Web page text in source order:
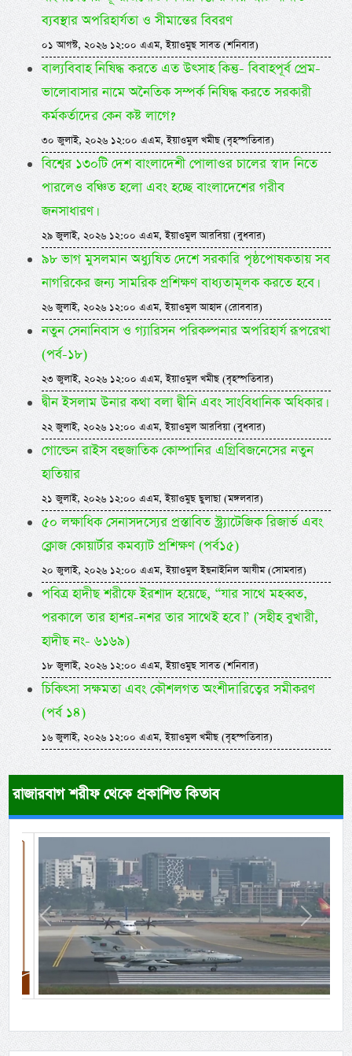
ব্যবস্থার অপরিহার্যতা ও সীমান্তের বিবরণ
০১ আগস্ট, ২০২৬ ১২:০০ এএম, ইয়াওমুছ সাবত (শনিবার)
বাল্যবিবাহ নিষিদ্ধ করতে এত উৎসাহ কিন্তু- বিবাহপূর্ব প্রেম-
ভালোবাসার নামে অনৈতিক সম্পর্ক নিষিদ্ধ করতে সরকারী
কর্মকর্তাদের কেন কষ্ট লাগে?
৩০ জুলাই, ২০২৬ ১২:০০ এএম, ইয়াওমুল খমীছ (বৃহস্পতিবার)
বিশ্বের ১৩০টি দেশ বাংলাদেশী পোলাওর চালের স্বাদ নিতে
পারলেও বঞ্চিত হলো এবং হচ্ছে বাংলাদেশের গরীব
জনসাধারণ।
২৯ জুলাই, ২০২৬ ১২:০০ এএম, ইয়াওমুল আরবিয়া (বুধবার)
৯৮ ভাগ মুসলমান অধ্যুষিত দেশে সরকারি পৃষ্ঠপোষকতায় সব
নাগরিকের জন্য সামরিক প্রশিক্ষণ বাধ্যতামূলক করতে হবে।
২৬ জুলাই, ২০২৬ ১২:০০ এএম, ইয়াওমুল আহাদ (রোববার)
নতুন সেনানিবাস ও গ্যারিসন পরিকল্পনার অপরিহার্য রূপরেখা
(পর্ব-১৮)
২৩ জুলাই, ২০২৬ ১২:০০ এএম, ইয়াওমুল খমীছ (বৃহস্পতিবার)
দ্বীন ইসলাম উনার কথা বলা দ্বীনি এবং সাংবিধানিক অধিকার।
২২ জুলাই, ২০২৬ ১২:০০ এএম, ইয়াওমুল আরবিয়া (বুধবার)
গোল্ডেন রাইস বহুজাতিক কোম্পানির এগ্রিবিজনেসের নতুন
হাতিয়ার
২১ জুলাই, ২০২৬ ১২:০০ এএম, ইয়াওমুছ ছুলাছা (মঙ্গলবার)
৫০ লক্ষাধিক সেনাসদস্যের প্রস্তাবিত স্ট্র্যাটেজিক রিজার্ভ এবং
ক্লোজ কোয়ার্টার কমব্যাট প্রশিক্ষণ (পর্ব১৫)
২০ জুলাই, ২০২৬ ১২:০০ এএম, ইয়াওমুল ইছনাইনিল আযীম (সোমবার)
পবিত্র হাদীছ শরীফে ইরশাদ হয়েছে, “যার সাথে মহব্বত,
পরকালে তার হাশর-নশর তার সাথেই হবে।” (সহীহ বুখারী,
হাদীছ নং- ৬১৬৯)
১৮ জুলাই, ২০২৬ ১২:০০ এএম, ইয়াওমুছ সাবত (শনিবার)
চিকিৎসা সক্ষমতা এবং কৌশলগত অংশীদারিত্বের সমীকরণ
(পর্ব ১৪)
১৬ জুলাই, ২০২৬ ১২:০০ এএম, ইয়াওমুল খমীছ (বৃহস্পতিবার)
রাজারবাগ শরীফ থেকে প্রকাশিত কিতাব
Previous Next